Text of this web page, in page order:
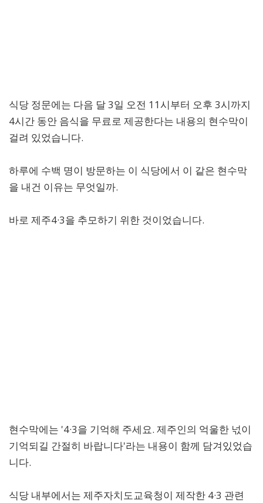
식당 정문에는 다음 달 3일 오전 11시부터 오후 3시까지
4시간 동안 음식을 무료로 제공한다는 내용의 현수막이
걸려 있었습니다.
하루에 수백 명이 방문하는 이 식당에서 이 같은 현수막
을 내건 이유는 무엇일까.
바로 제주4·3을 추모하기 위한 것이었습니다.
현수막에는 '4·3을 기억해 주세요. 제주인의 억울한 넋이
기억되길 간절히 바랍니다'라는 내용이 함께 담겨있었습
니다.
식당 내부에서는 제주자치도교육청이 제작한 4·3 관련